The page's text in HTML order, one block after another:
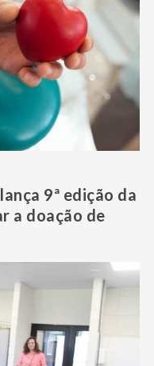
9ª edição da
a doação de